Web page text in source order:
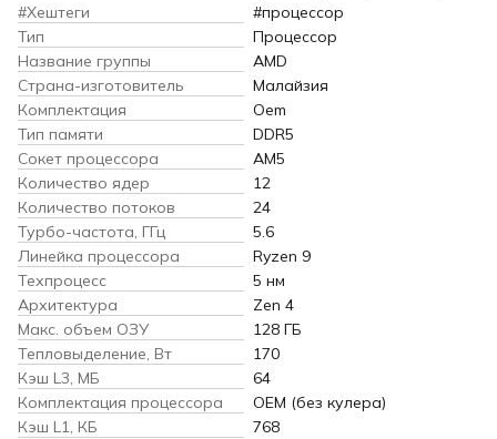
#Хештеги
#процессор
Тип
Процессор
Название группы
AMD
Страна-изготовитель
Малайзия
Комплектация
Oem
Тип памяти
DDR5
Сокет процессора
AM5
Количество ядер
12
Количество потоков
24
Турбо-частота, ГГц
5.6
Линейка процессора
Ryzen 9
Техпроцесс
5 нм
Архитектура
Zen 4
Макс. объем ОЗУ
128 ГБ
Тепловыделение, Вт
170
Кэш L3, МБ
64
Комплектация процессора
OEM (без кулера)
Кэш L1, КБ
768